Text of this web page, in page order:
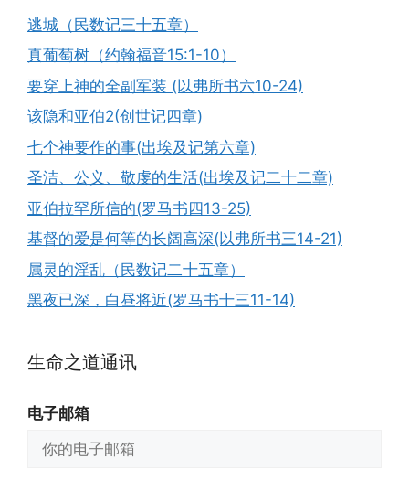
逃城（民数记三十五章）
真葡萄树（约翰福音15:1-10）
要穿上神的全副军装 (以弗所书六10-24)
该隐和亚伯2(创世记四章)
七个神要作的事(出埃及记第六章)
圣洁、公义、敬虔的生活(出埃及记二十二章)
亚伯拉罕所信的(罗马书四13-25)
基督的爱是何等的长阔高深(以弗所书三14-21)
属灵的淫乱（民数记二十五章）
黑夜已深，白昼将近(罗马书十三11-14)
生命之道通讯
电子邮箱